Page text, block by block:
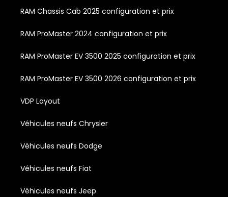
RAM Chassis Cab 2025 configuration et prix
RAM ProMaster 2024 configuration et prix
RAM ProMaster EV 3500 2025 configuration et prix
RAM ProMaster EV 3500 2026 configuration et prix
VDP Layout
Véhicules neufs Chrysler
Véhicules neufs Dodge
Véhicules neufs Fiat
Véhicules neufs Jeep